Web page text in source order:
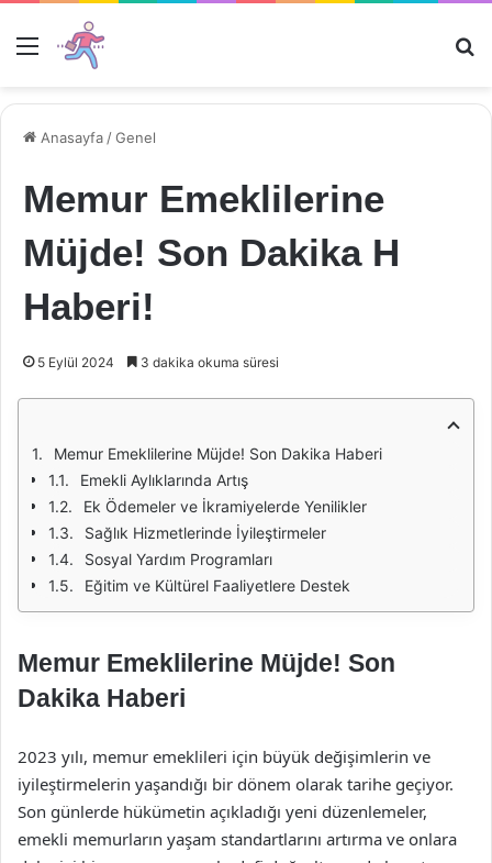
Menü
Anasayfa /Genel
Memur Emeklilerine
Müjde! Son Dakika H
Haberi!
5 Eylül 2024 3 dakika okuma süresi
Memur Emeklilerine Müjde! Son Dakika Haberi
Emekli Aylıklarında Artış
Ek Ödemeler ve İkramiyelerde Yenilikler
Sağlık Hizmetlerinde İyileştirmeler
Sosyal Yardım Programları
Eğitim ve Kültürel Faaliyetlere Destek
Memur Emeklilerine Müjde! Son
Dakika Haberi
2023 yılı, memur emeklileri için büyük değişimlerin ve
iyileştirmelerin yaşandığı bir dönem olarak tarihe geçiyor.
Son günlerde hükümetin açıkladığı yeni düzenlemeler,
emekli memurların yaşam standartlarını artırma ve onlara